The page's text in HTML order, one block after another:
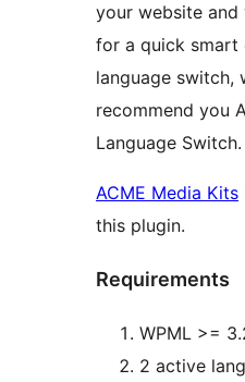
your website and
for a quick smart
language switch,
recommend you
Language Switch.
ACME Media Kits
this plugin.
Requirements
WPML >=
2 active